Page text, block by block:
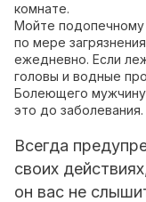
комнате.
Мойте подопечному
по мере
ежедневно. Если
головы и водные
Болеющего мужчину
это до заболевания.
Всегда
своих
он вас не